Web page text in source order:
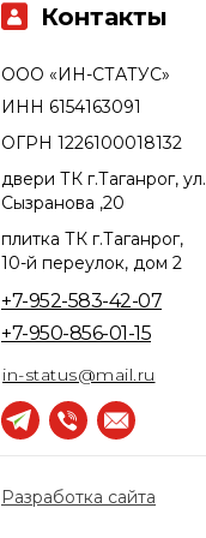
+7-950-856-01-15
+7-952-583-42-07
ООО «ИН-СТАТУС»
плитка ТК г.Таганрог,
10-й переулок, дом 2
двери ТК г.Таганрог, ул.
Сызранова ,20
ОГРН 1226100018132
ИНН 6154163091
Разработка сайта
in-status@mail.ru
Контакты